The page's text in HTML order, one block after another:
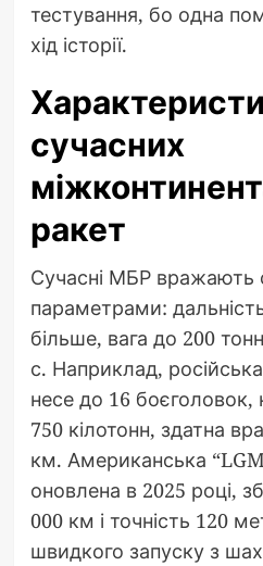
тестування, бо одна
хід історії.
сучасних
ракет
Сучасні МБР вражають
параметрами:
більше, вага до 200
с. Наприклад,
несе до 16
750 кілотонн, здатна
км. Американська
оновлена в 2025 році,
000 км і точність 120
швидкого запуску з